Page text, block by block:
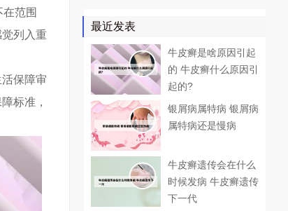
范围
列入重
保障审
标准，
最近发表
牛皮癣是啥原因引起
的 牛皮癣什么原因引
起的?
银屑病属特病 银屑病
属特病还是慢病
牛皮癣遗传会在什么
时候发病 牛皮癣遗传
下一代